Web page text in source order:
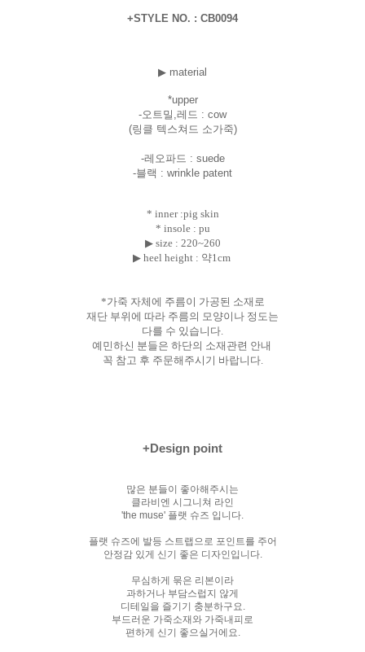
+STYLE NO. : CB0094
▶ material
*upper
-오트밀,레드 : cow
(링클 텍스쳐드 소가죽)
-레오파드 : suede
-블랙 : wrinkle patent
* inner :pig skin
* insole : pu
▶ size : 220~260
▶ heel height : 약1cm
*가죽 자체에 주름이 가공된 소재로
재단 부위에 따라 주름의 모양이나 정도는
다를 수 있습니다.
예민하신 분들은 하단의 소재관련 안내
꼭 참고 후 주문해주시기 바랍니다.
+Design point
많은 분들이 좋아해주시는
클라비엔 시그니쳐 라인
'the muse' 플랫 슈즈 입니다.
플랫 슈즈에 발등 스트랩으로 포인트를 주어
안정감 있게 신기 좋은 디자인입니다.
무심하게 묶은 리본이라
과하거나 부담스럽지 않게
디테일을 즐기기 충분하구요.
부드러운 가죽소재와 가죽내피로
편하게 신기 좋으실거에요.